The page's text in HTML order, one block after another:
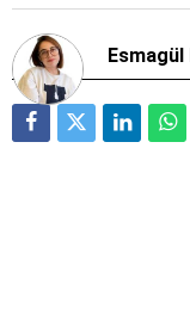
Esmagül